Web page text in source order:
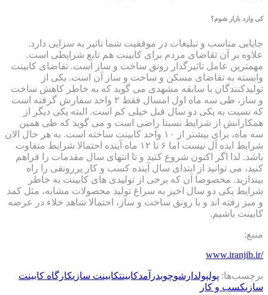
کی وارد بازار شوم؟
جایابی مناسب و تبلیغات در موفقیت شما تاثیر به سزایی دارد.
علاوه بر آن تقاضای مردم برای کابینت هم تابع شرایطی است.
مهمترین عامل تاثیرگذار رونق ساخت و ساز است. تقاضای کابینت
وابسته به تقاضای مسکن و ساخت و ساز آن است. یکی از
تولیدکنندگان با سابقه مشهدی می گوید که به خاطر کاهش ساخت
و ساز، طی سه ماه اول امسال فقط ۲ واحد سفارش گرفته است
که نسبت به یکی دو سال قبل خیلی کم است. البته یکی دیگر از
همکارانش از شرایط نسبتا راضی است و می گوید که طی همین
سه ماه، برای بیشتر از ۱۰ واحد کابینت ساخته است. به هر حال الان
شرایط ایده آل نیست اما ۶ تا ۱۲ ماه آینده احتمالا شرایط متفاوت
باشد. لذا اگر اکنون شروع کنید و تا انتهای سال مقدمات را فراهم
کنید، می توانید از ابتدای سال آینده کسب و کار پررونقی را راه
بیندازید. مخصوصا آن که برخی از تولیدی های کابینت به خاطر
شرایط یکی دو سال اخیر به سراغ تولید محصولات مشابه، مثل کمد
و میز رفته اند و با رونق ساخت و ساز، احتمالا شاهد خلاء در عرضه
کابینت باشیم.
منبع:
/www.iranjib.ir
برچسب‌ها: پولپولدارشوچوبدرآمدکابینتکابینت سازیکارگاه کابینت
سازیکسب و کار